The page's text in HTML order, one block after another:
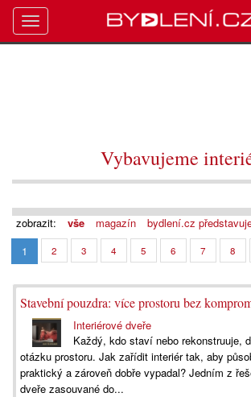
Vybavujeme
zobrazit: vše magazín bydlení.cz
1
2 3 4 5 6 7 8
Stavební pouzdra: více prostoru bez
Interiérové dveře
Každý, kdo staví nebo rekonstruuje,
otázku prostoru. Jak zařídit interiér tak, aby
praktický a zároveň dobře vypadal? Jedním z
dveře zasouvané do...
Toggle
navigation